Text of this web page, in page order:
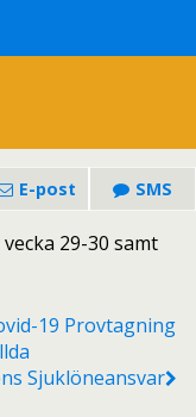
E-post SMS
29-30 samt
19 Provtagning
Sjuklöneansvar